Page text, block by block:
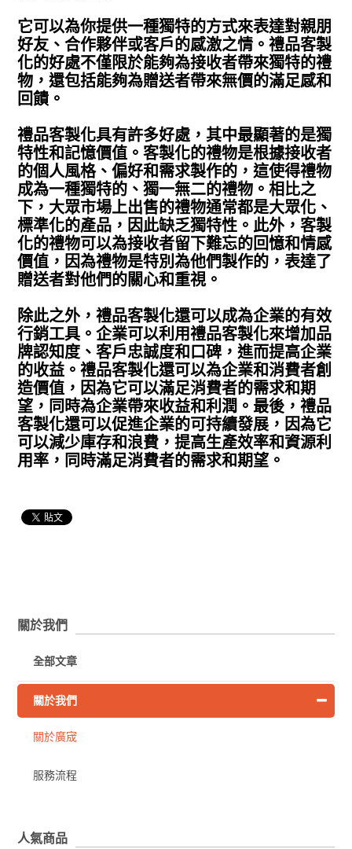
它可以為你提供一種獨特的方式來表達對親朋
好友、合作夥伴或客戶的感激之情。禮品客製
化的好處不僅限於能夠為接收者帶來獨特的禮
物，還包括能夠為贈送者帶來無價的滿足感和
回饋。
禮品客製化具有許多好處，其中最顯著的是獨
特性和記憶價值。客製化的禮物是根據接收者
的個人風格、偏好和需求製作的，這使得禮物
成為一種獨特的、獨一無二的禮物。相比之
下，大眾市場上出售的禮物通常都是大眾化、
標準化的產品，因此缺乏獨特性。此外，客製
化的禮物可以為接收者留下難忘的回憶和情感
價值，因為禮物是特別為他們製作的，表達了
贈送者對他們的關心和重視。
除此之外，禮品客製化還可以成為企業的有效
行銷工具。企業可以利用禮品客製化來增加品
牌認知度、客戶忠誠度和口碑，進而提高企業
的收益。禮品客製化還可以為企業和消費者創
造價值，因為它可以滿足消費者的需求和期
望，同時為企業帶來收益和利潤。最後，禮品
客製化還可以促進企業的可持續發展，因為它
可以減少庫存和浪費，提高生產效率和資源利
用率，同時滿足消費者的需求和期望。
關於我們
全部文章
關於我們
關於廣宬
服務流程
人氣商品